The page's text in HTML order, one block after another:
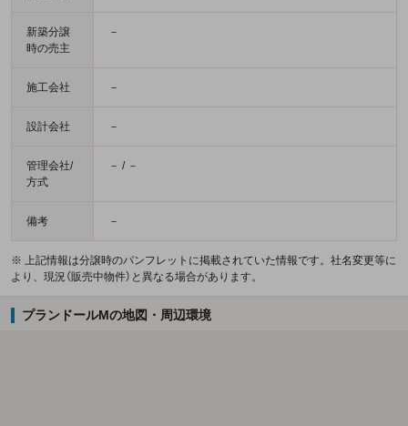
新築分譲
時の売主
－
施工会社 －
設計会社 －
管理会社/
方式
－ / －
備考 －
※ 上記情報は分譲時のパンフレットに掲載されていた情報です。社名変更等に
より、現況（販売中物件）と異なる場合があります。
プランドールMの地図・周辺環境